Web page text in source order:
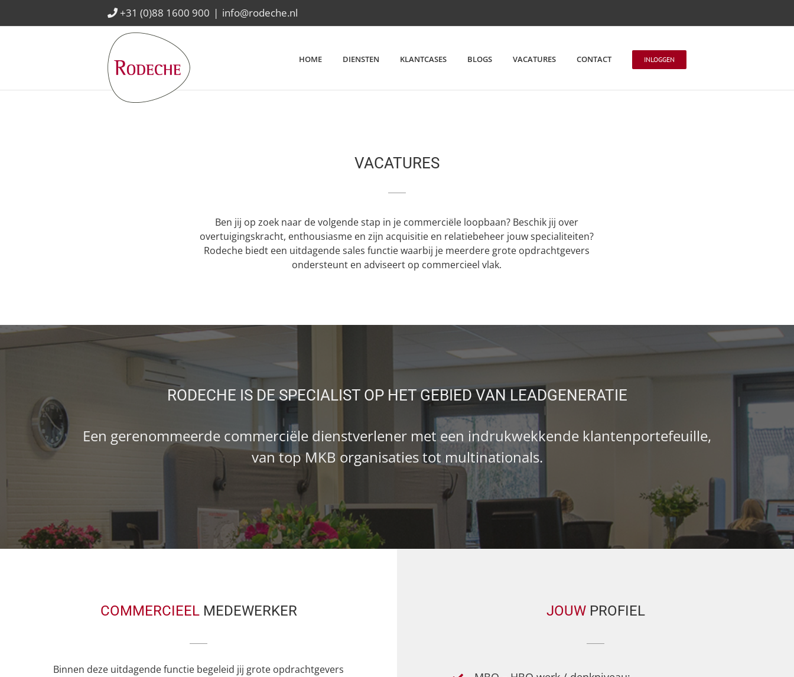
+31 (0)88 1600 900 | info@rodeche.nl
HOME DIENSTEN KLANTCASES BLOGS VACATURES CONTACT INLOGGEN
VACATURES
Ben jij op zoek naar de volgende stap in je commerciële loopbaan? Beschik jij over
overtuigingskracht, enthousiasme en zijn acquisitie en relatiebeheer jouw specialiteiten?
Rodeche biedt een uitdagende sales functie waarbij je meerdere grote opdrachtgevers
ondersteunt en adviseert op commercieel vlak.
RODECHE IS DE SPECIALIST OP HET GEBIED VAN LEADGENERATIE
Een gerenommeerde commerciële dienstverlener met een indrukwekkende klantenportefeuille,
van top MKB organisaties tot multinationals.
COMMERCIEELMEDEWERKER
Binnen deze uitdagende functie begeleid jij grote opdrachtgevers
JOUW PROFIEL